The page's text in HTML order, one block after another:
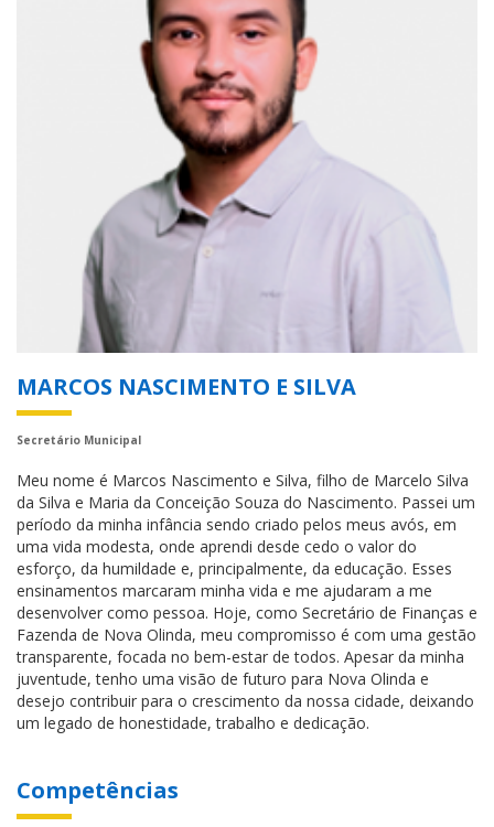
MARCOS NASCIMENTO E SILVA
Secretário Municipal
Meu nome é Marcos Nascimento e Silva, filho de Marcelo Silva
da Silva e Maria da Conceição Souza do Nascimento. Passei um
período da minha infância sendo criado pelos meus avós, em
uma vida modesta, onde aprendi desde cedo o valor do
esforço, da humildade e, principalmente, da educação. Esses
ensinamentos marcaram minha vida e me ajudaram a me
desenvolver como pessoa. Hoje, como Secretário de Finanças e
Fazenda de Nova Olinda, meu compromisso é com uma gestão
transparente, focada no bem-estar de todos. Apesar da minha
juventude, tenho uma visão de futuro para Nova Olinda e
desejo contribuir para o crescimento da nossa cidade, deixando
um legado de honestidade, trabalho e dedicação.
Competências